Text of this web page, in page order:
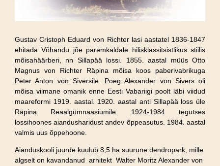
Gustav Cristoph Eduard von Richter lasi aastatel 1836-1847
ehitada Võhandu jõe paremkaldale hilisklassitsistlikus stiilis
mõisahäärberi, nn Sillapää lossi. 1855. aastal müüs Otto
Magnus von Richter Räpina mõisa koos paberivabrikuga
Peter Anton von Siversile. Poeg Alexander von Sivers oli
mõisa viimane omanik enne Eesti Vabariigi poolt läbi viidud
maareformi 1919. aastal. 1920. aastal anti Sillapää loss üle
Räpina Reaalgümnaasiumile. 1924-1984 tegutses
lossihoones aiandusharidust andev õppeasutus. 1984. aastal
valmis uus õppehoone.
Aianduskooli juurde kuulub 8,5 ha suurune dendropark, mille
algselt on kavandanud arhitekt Walter Moritz Alexander von